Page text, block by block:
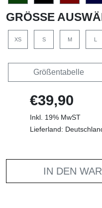
GRÖSSE
XS S M L
Größentabelle
€39,90
Inkl. 19% MwST
Lieferland:
IN DEN